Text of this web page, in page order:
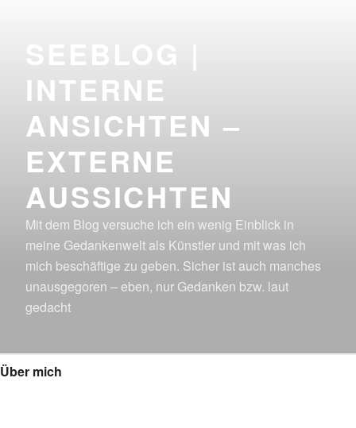
INTERNE
ANSICHTEN –
EXTERNE
AUSSICHTEN
Mit dem Blog versuche ich ein wenig Einblick in
meine Gedankenwelt als Künstler und mit was ich
mich beschäftige zu geben. Sicher ist auch manches
unausgegoren – eben, nur Gedanken bzw. laut
gedacht
Über mich